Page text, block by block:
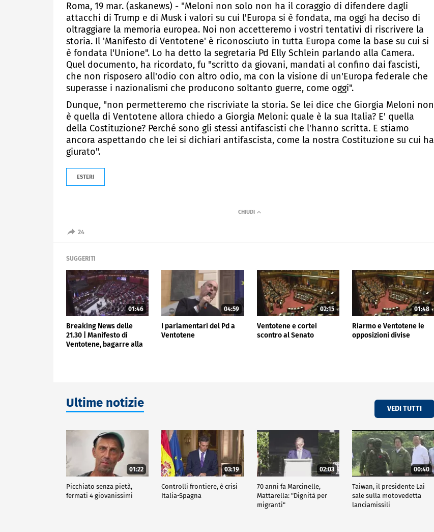
Roma, 19 mar. (askanews) - "Meloni non solo non ha il coraggio di difendere dagli
attacchi di Trump e di Musk i valori su cui l'Europa si è fondata, ma oggi ha deciso di
oltraggiare la memoria europea. Noi non accetteremo i vostri tentativi di riscrivere la
storia. Il 'Manifesto di Ventotene' è riconosciuto in tutta Europa come la base su cui si
è fondata l'Unione". Lo ha detto la segretaria Pd Elly Schlein parlando alla Camera.
Quel documento, ha ricordato, fu "scritto da giovani, mandati al confino dai fascisti,
che non risposero all'odio con altro odio, ma con la visione di un'Europa federale che
superasse i nazionalismi che producono soltanto guerre, come oggi".
Dunque, "non permetteremo che riscriviate la storia. Se lei dice che Giorgia Meloni non
è quella di Ventotene allora chiedo a Giorgia Meloni: quale è la sua Italia? E' quella
della Costituzione? Perché sono gli stessi antifascisti che l'hanno scritta. E stiamo
ancora aspettando che lei si dichiari antifascista, come la nostra Costituzione su cui ha
giurato".
ESTERI
24
SUGGERITI
01:46
Breaking News delle
21.30 | Manifesto di
Ventotene, bagarre alla
04:59
I parlamentari del Pd a
Ventotene
02:15
Ventotene e cortei
scontro al Senato
01:48
Riarmo e Ventotene le
opposizioni divise
Ultime notizie VEDI TUTTI
01:22
Picchiato senza pietà,
fermati 4 giovanissimi
03:19
Controlli frontiere, è crisi
Italia-Spagna
02:03
70 anni fa Marcinelle,
Mattarella: "Dignità per
migranti"
00:40
Taiwan, il presidente Lai
sale sulla motovedetta
lanciamissili